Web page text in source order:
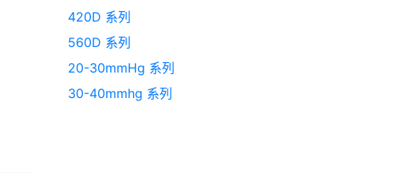
420D 系列
560D 系列
20-30mmHg 系列
30-40mmhg 系列